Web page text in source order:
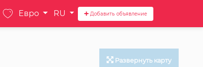
Евро RU Добавить объявление
Развернуть карту